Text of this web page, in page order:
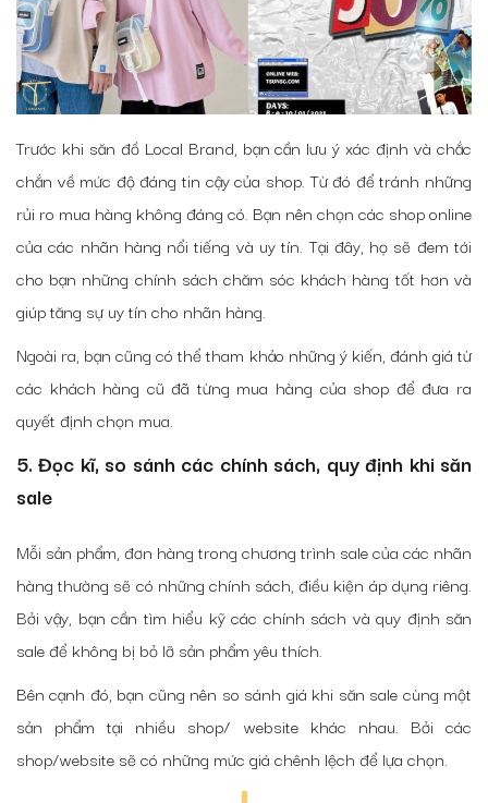
Trước khi săn đồ Local Brand, bạn cần lưu ý xác định và chắc
chắn về mức độ đáng tin cậy của shop. Từ đó để tránh những
rủi ro mua hàng không đáng có. Bạn nên chọn các shop online
của các nhãn hàng nổi tiếng và uy tín. Tại đây, họ sẽ đem tới
cho bạn những chính sách chăm sóc khách hàng tốt hơn và
giúp tăng sự uy tín cho nhãn hàng.
Ngoài ra, bạn cũng có thể tham khảo những ý kiến, đánh giá từ
các khách hàng cũ đã từng mua hàng của shop để đưa ra
quyết định chọn mua.
5. Đọc kĩ, so sánh các chính sách, quy định khi săn
sale
Mỗi sản phẩm, đơn hàng trong chương trình sale của các nhãn
hàng thường sẽ có những chính sách, điều kiện áp dụng riêng.
Bởi vậy, bạn cần tìm hiểu kỹ các chính sách và quy định săn
sale để không bị bỏ lỡ sản phẩm yêu thích.
Bên cạnh đó, bạn cũng nên so sánh giá khi săn sale cùng một
sản phẩm tại nhiều shop/ website khác nhau. Bởi các
shop/website sẽ có những mức giá chênh lệch để lựa chọn.